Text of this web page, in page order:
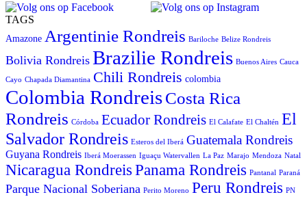
TAGS
Amazone Argentinie Rondreis Bariloche Belize Rondreis
Bolivia Rondreis Brazilie Rondreis Buenos Aires Cauca
Cayo Chapada Diamantina Chili Rondreis colombia
Colombia RondreisCosta Rica
Rondreis Córdoba Ecuador Rondreis El Calafate El Chaltén El
Salvador Rondreis Esteros del Iberá Guatemala Rondreis
Guyana Rondreis Iberá Moerassen Iguaçu Watervallen La Paz Marajo Mendoza Natal
Nicaragua Rondreis Panama Rondreis Pantanal Paraná
Parque Nacional Soberiana Perito Moreno Peru Rondreis PN